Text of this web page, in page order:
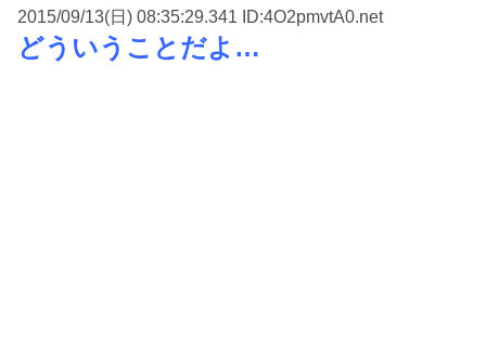
2015/09/13(日) 08:35:29.341 ID:4O2pmvtA0.net
どういうことだよ…